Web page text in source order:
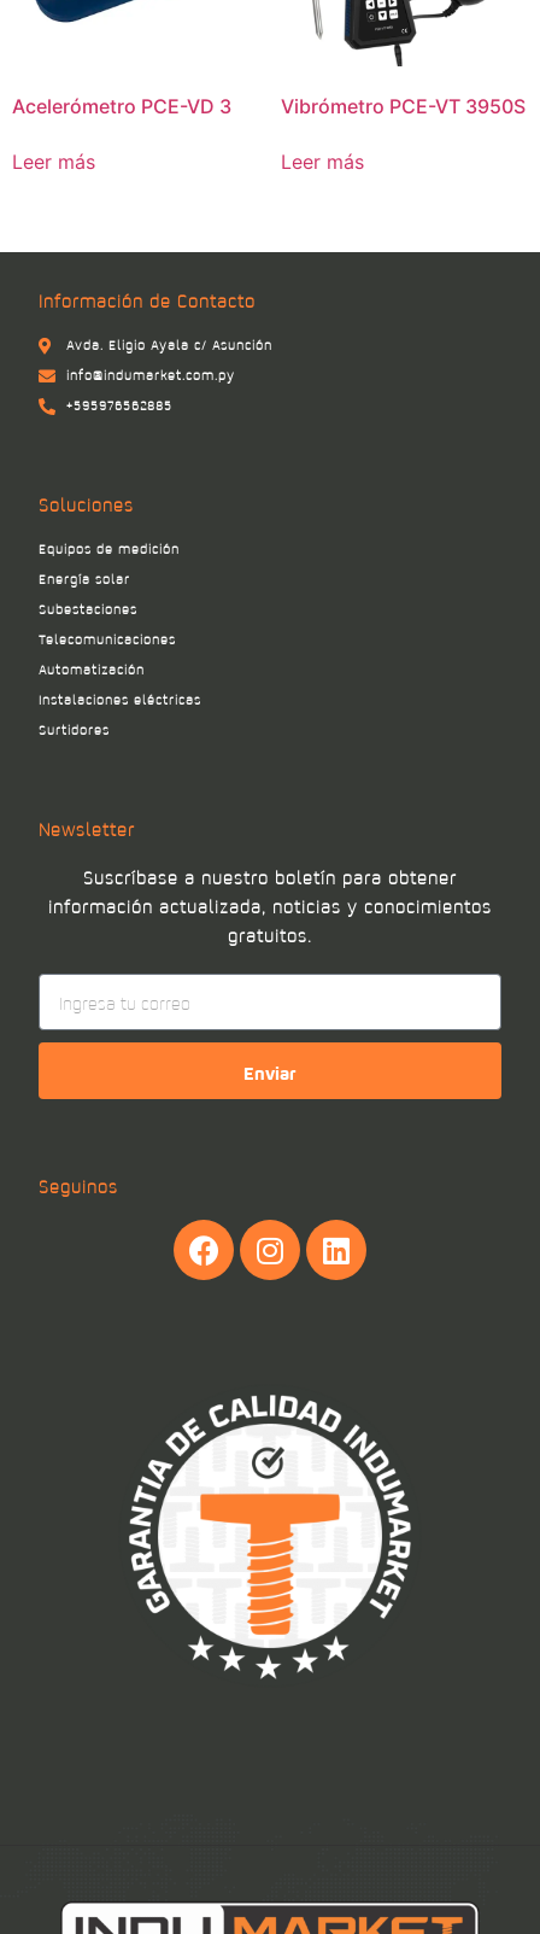
Acelerómetro PCE-VD 3
Leer más
Vibrómetro PCE-VT 3950S
Leer más
Información de Contacto
Avda. Eligio Ayala c/ Asunción
info@indumarket.com.py
+595976562885
Soluciones
Equipos de medición
Energía solar
Subestaciones
Telecomunicaciones
Automatización
Instalaciones eléctricas
Surtidores
Newsletter
Suscríbase a nuestro boletín para obtener
información actualizada, noticias y conocimientos
gratuitos.
Enviar
Seguinos